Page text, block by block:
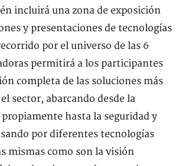
incluirá una zona de exposición
y presentaciones de tecnologías
por el universo de las 6
permitirá a los participantes
completa de las soluciones más
sector, abarcando desde la
hasta la seguridad y
por diferentes tecnologías
mismas como son la visión